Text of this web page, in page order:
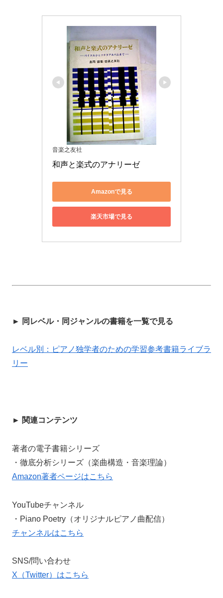
音楽之友社
和声と楽式のアナリーゼ
Amazonで見る
楽天市場で見る
► 同レベル・同ジャンルの書籍を一覧で見る
レベル別：ピアノ独学者のための学習参考書籍ライブラ
リー
► 関連コンテンツ
著者の電子書籍シリーズ
・徹底分析シリーズ（楽曲構造・音楽理論）
Amazon著者ページはこちら
YouTubeチャンネル
・Piano Poetry（オリジナルピアノ曲配信）
チャンネルはこちら
SNS/問い合わせ
X（Twitter）はこちら